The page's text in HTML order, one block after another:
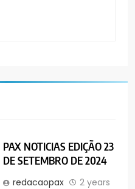
PAX NOTICIAS EDIÇÃO 23
DE SETEMBRO DE 2024
redacaopax
2 years